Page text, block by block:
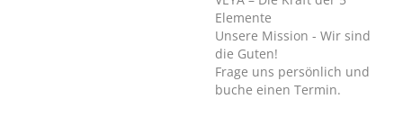
Elemente
Unsere Mission - Wir sind
die Guten!
Frage uns persönlich und
buche einen Termin.